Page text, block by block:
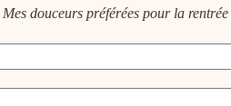
Mes douceurs préférées pour la rentrée